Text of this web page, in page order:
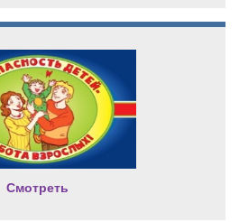
Смотреть